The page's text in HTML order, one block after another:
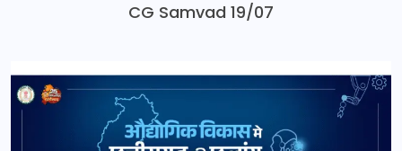
CG Samvad 19/07